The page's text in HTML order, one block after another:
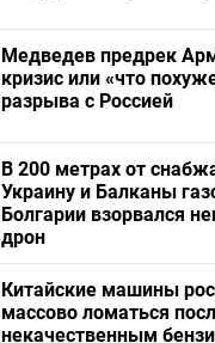
Медведев предрек
кризис или «что
разрыва с Россией
В 200 метрах от
Украину и Балканы
Болгарии взорвался
дрон
Китайские машины
массово ломаться
некачественным